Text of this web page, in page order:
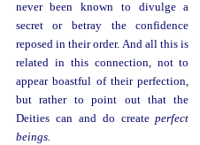
never been known to divulge a
secret or betray the confidence
reposed in their order. And all this is
related in this connection, not to
appear boastful of their perfection,
but rather to point out that the
Deities can and do createperfect
beings.